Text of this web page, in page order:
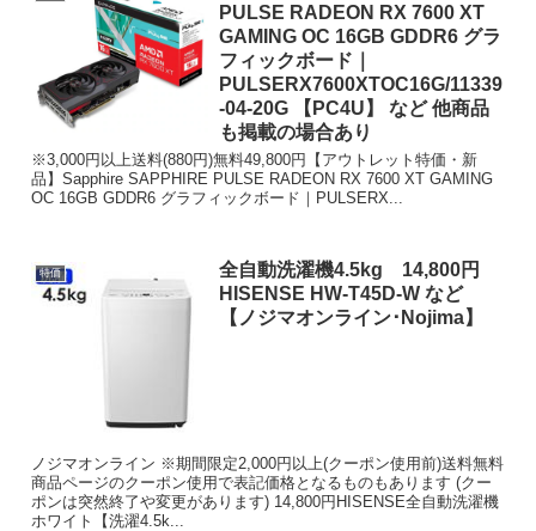
PULSE RADEON RX 7600 XT
GAMING OC 16GB GDDR6 グラ
フィックボード｜
PULSERX7600XTOC16G/11339
-04-20G 【PC4U】 など 他商品
も掲載の場合あり
※3,000円以上送料(880円)無料49,800円【アウトレット特価・新
品】Sapphire SAPPHIRE PULSE RADEON RX 7600 XT GAMING
OC 16GB GDDR6 グラフィックボード｜PULSERX...
特価
全自動洗濯機4.5kg 14,800円
HISENSE HW-T45D-W など
【ノジマオンライン･Nojima】
ノジマオンライン ※期間限定2,000円以上(クーポン使用前)送料無料
商品ページのクーポン使用で表記価格となるものもあります (クー
ポンは突然終了や変更があります) 14,800円HISENSE全自動洗濯機
ホワイト【洗濯4.5k...